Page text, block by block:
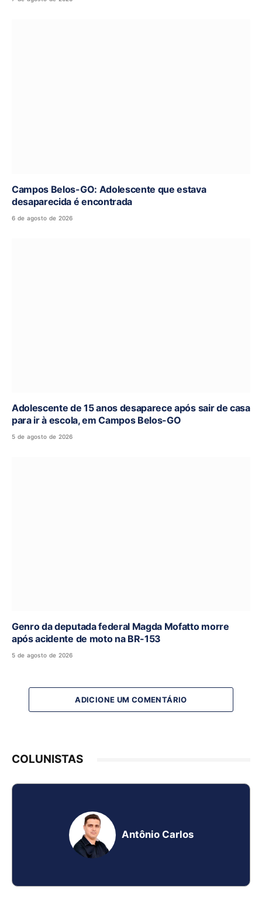
Campos Belos-GO: Adolescente que estava
desaparecida é encontrada
6 de agosto de 2026
Adolescente de 15 anos desaparece após sair de casa
para ir à escola, em Campos Belos-GO
5 de agosto de 2026
Genro da deputada federal Magda Mofatto morre
após acidente de moto na BR-153
5 de agosto de 2026
ADICIONE UM COMENTÁRIO
COLUNISTAS
Antônio Carlos